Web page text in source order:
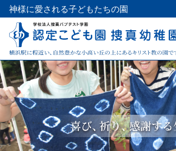
神様に愛される子どもたちの園